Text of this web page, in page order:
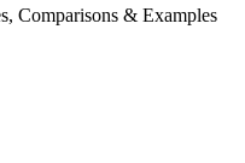
Comparisons & Examples